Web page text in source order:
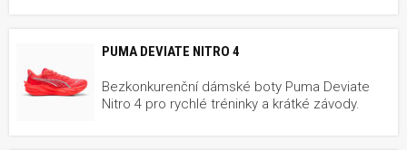
PUMA DEVIATE NITRO 4
Bezkonkurenční dámské boty Puma Deviate
Nitro 4 pro rychlé tréninky a krátké závody.